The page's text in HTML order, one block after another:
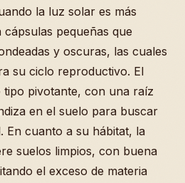
la luz solar es más
pequeñas que
y oscuras, las cuales
su ciclo reproductivo. El
tipo pivotante, con una raíz
en el suelo para buscar
En cuanto a su hábitat, la
suelos limpios, con buena
el exceso de materia